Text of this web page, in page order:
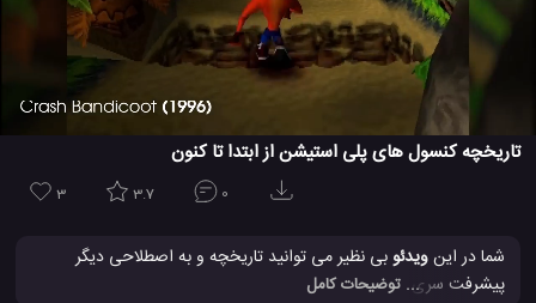
تاریخچه کنسول های پلی استیشن از ابتدا تا کنون
3 3.7 0
شما در اینویدئوبی نظیر می توانید تاریخچه و به اصطلاحی دیگر
... توضیحات کامل